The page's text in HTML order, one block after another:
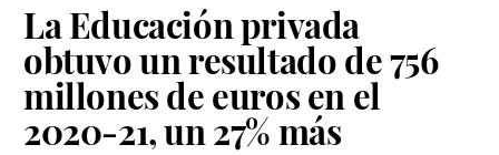
La Educación privada
obtuvo un resultado de 756
millones de euros en el
2020-21, un 27% más